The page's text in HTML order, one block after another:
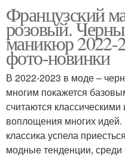
Французский
розовый.
маникюр 2022-
фото-новинки
В 2022-2023 в моде –
многим покажется
считаются
воплощения многих идей.
классика успела
модные тенденции,